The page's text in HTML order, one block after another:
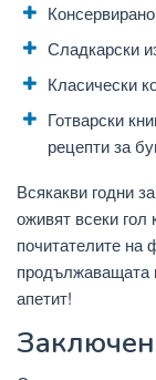
Сладкарски
Класически
Готварски
рецепти за
Всякакви годни
оживят всеки гол
почитателите на
продължаващата
апетит!